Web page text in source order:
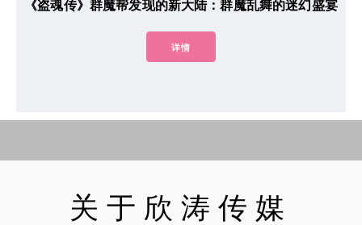
《盗魂传》群魔帮发现的新大陆：群魔乱舞的迷幻盛宴
详情
关于欣涛传媒